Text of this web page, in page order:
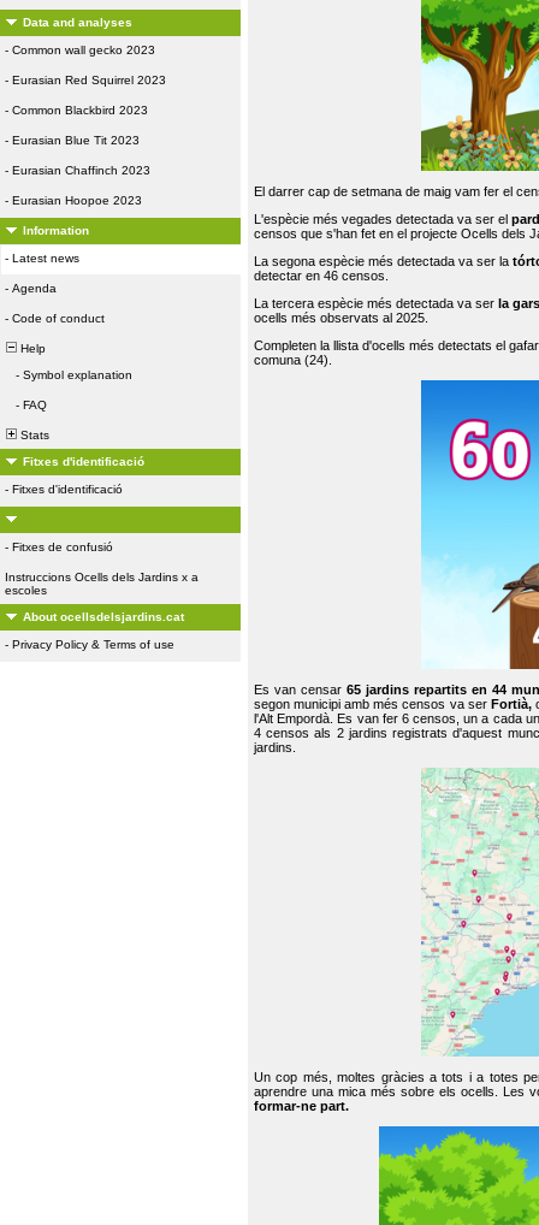
Data and analyses
- Common wall gecko 2023
- Eurasian Red Squirrel 2023
- Common Blackbird 2023
- Eurasian Blue Tit 2023
- Eurasian Chaffinch 2023
- Eurasian Hoopoe 2023
Information
- Latest news
- Agenda
- Code of conduct
Help
- Symbol explanation
- FAQ
Stats
Fitxes d'identificació
- Fitxes d'identificació
- Fitxes de confusió
Instruccions Ocells dels Jardins x a
escoles
About ocellsdelsjardins.cat
- Privacy Policy & Terms of use
El darrer cap de setmana de maig vam fer el
L'espècie més vegades detectada va ser el
censos que s'han fet en el projecte Ocells dels
La segona espècie més detectada va ser la
detectar en 46 censos.
La tercera espècie més detectada va ser la
ocells més observats al 2025.
Completen la llista d'ocells més detectats el
comuna (24).
Es van censar65 jardins repartits en 44
segon municipi amb més censos va ser Fortià,
l'Alt Empordà. Es van fer 6 censos, un a cada
4 censos als 2 jardins registrats d'aquest
jardins.
Un cop més, moltes gràcies a tots i a totes
aprendre una mica més sobre els ocells. Les
formar-ne part.